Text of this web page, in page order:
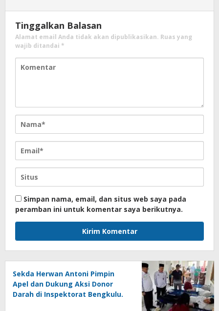
Tinggalkan Balasan
Alamat email Anda tidak akan dipublikasikan. Ruas yang
wajib ditandai *
Simpan nama, email, dan situs web saya pada
peramban ini untuk komentar saya berikutnya.
Sekda Herwan Antoni Pimpin
Apel dan Dukung Aksi Donor
Darah di Inspektorat Bengkulu.